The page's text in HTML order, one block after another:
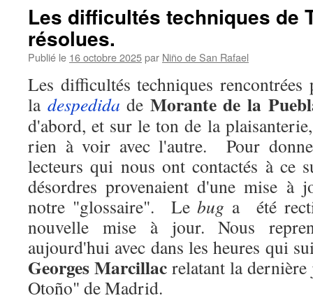
Les difficultés techniques de
résolues.
Publié le 16 octobre 2025par Niño de San Rafael
Les difficultés techniques
la despedida de Morante de la
d'abord, et sur le ton de la
rien à voir avec l'autre. Pour
lecteurs qui nous ont contactés à ce
désordres provenaient d'une mise à
notre "glossaire". Lebug a été
nouvelle mise à jour. Nous
aujourd'hui avec dans les heures qui
Georges Marcillac relatant la
Otoño" de Madrid.